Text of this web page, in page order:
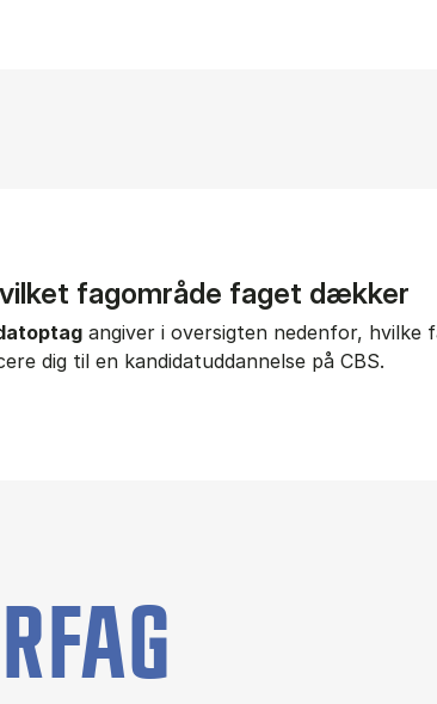
fagområde faget dækker
angiver i oversigten nedenfor, hvilke
dig til en kandidatuddannelse på CBS.